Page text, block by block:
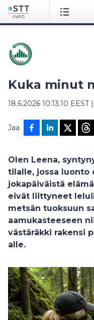
Kuka minut
18.6.2026 10:13:10 EEST|
Jaa
Olen Leena,
tilalle, jossa luonto
jokapäiväistä
eivät liittyneet
metsän tuoksuun
aamukasteeseen
västäräkki rakensi
alle.